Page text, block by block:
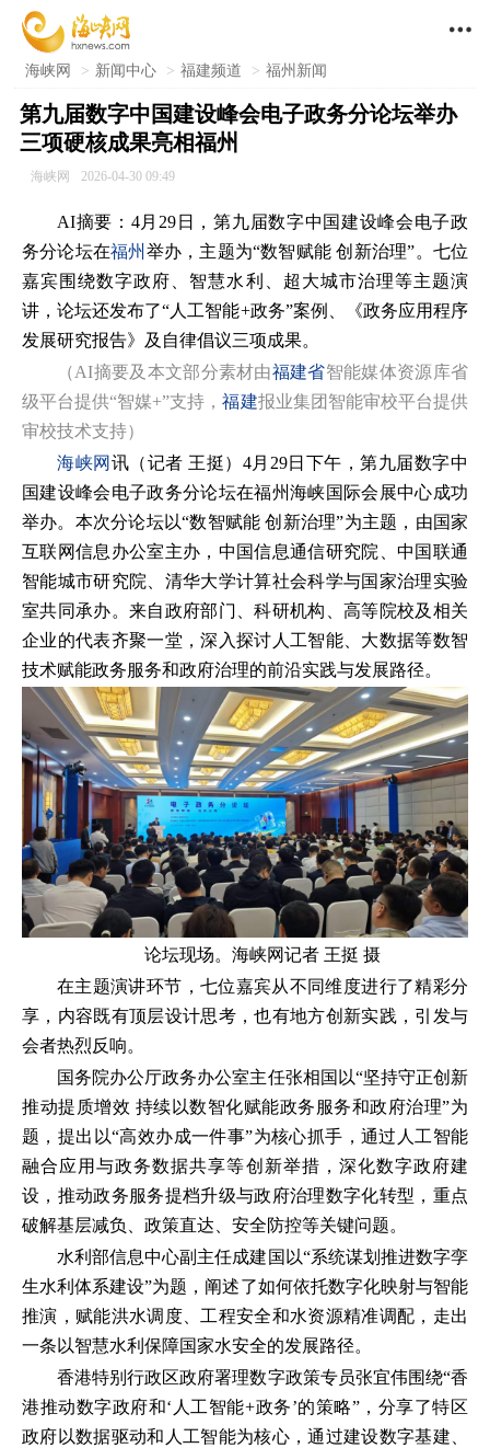

海峡网 > 新闻中心 > 福建频道 > 福州新闻
第九届数字中国建设峰会电子政务分论坛举办
三项硬核成果亮相福州
海峡网 2026-04-30 09:49
AI摘要：4月29日，第九届数字中国建设峰会电子政
务分论坛在福州 举办，主题为“数智赋能 创新治理”。七位
嘉宾围绕数字政府、智慧水利、超大城市治理等主题演
讲，论坛还发布了“人工智能+政务”案例、《政务应用程序
发展研究报告》及自律倡议三项成果。
（AI摘要及本文部分素材由福建省智能媒体资源库省
级平台提供“智媒+”支持，福建报业集团智能审校平台提供
审校技术支持）
海峡网 讯（记者 王挺）4月29日下午，第九届数字中
国建设峰会电子政务分论坛在福州海峡国际会展中心成功
举办。本次分论坛以“数智赋能 创新治理”为主题，由国家
互联网信息办公室主办，中国信息通信研究院、中国联通
智能城市研究院、清华大学计算社会科学与国家治理实验
室共同承办。来自政府部门、科研机构、高等院校及相关
企业的代表齐聚一堂，深入探讨人工智能、大数据等数智
技术赋能政务服务和政府治理的前沿实践与发展路径。
论坛现场。海峡网记者 王挺 摄
在主题演讲环节，七位嘉宾从不同维度进行了精彩分
享，内容既有顶层设计思考，也有地方创新实践，引发与
会者热烈反响。
国务院办公厅政务办公室主任张相国以“坚持守正创新
推动提质增效 持续以数智化赋能政务服务和政府治理”为
题，提出以“高效办成一件事”为核心抓手，通过人工智能
融合应用与政务数据共享等创新举措，深化数字政府建
设，推动政务服务提档升级与政府治理数字化转型，重点
破解基层减负、政策直达、安全防控等关键问题。
水利部信息中心副主任成建国以“系统谋划推进数字孪
生水利体系建设”为题，阐述了如何依托数字化映射与智能
推演，赋能洪水调度、工程安全和水资源精准调配，走出
一条以智慧水利保障国家水安全的发展路径。
香港特别行政区政府署理数字政策专员张宜伟围绕“香
港推动数字政府和‘人工智能+政务’的策略”，分享了特区
政府以数据驱动和人工智能为核心，通过建设数字基建、